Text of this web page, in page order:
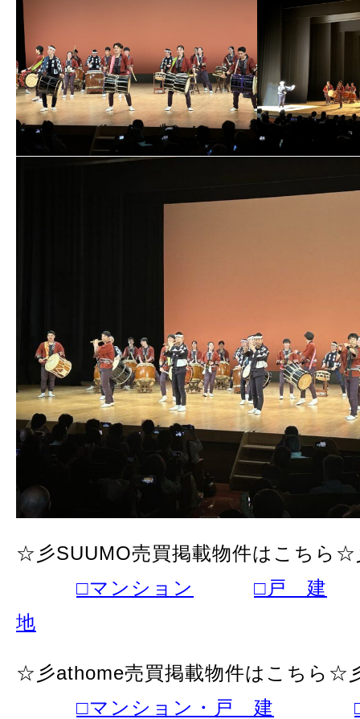
☆彡SUUMO売買掲載物件はこちら☆
□マンション
□戸 建
地
☆彡athome売買掲載物件はこちら☆
□マンション・戸 建